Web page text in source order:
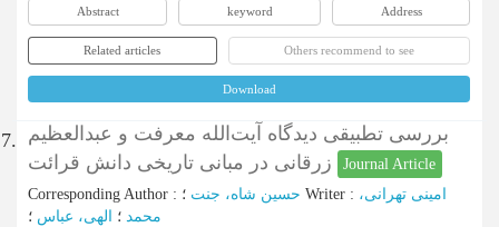
Abstract keyword Address
Related articles Others recommend to see
Download
7. بررسی تطبیقی دیدگاه آیت‌الله معرفت و عبدالعظیم
Journal Article
Corresponding Author : حسین شاه، جنت Writer : امینی تهرانی،
محمد ؛ الهی، عباس ؛